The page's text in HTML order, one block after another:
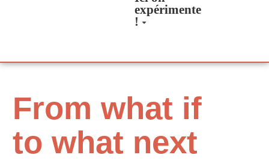
expérimente
!
From what if
to what next